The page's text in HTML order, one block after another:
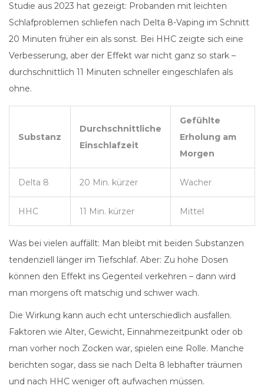
Studie aus 2023 hat gezeigt: Probanden mit leichten
Schlafproblemen schliefen nach Delta 8-Vaping im Schnitt
20 Minuten früher ein als sonst. Bei HHC zeigte sich eine
Verbesserung, aber der Effekt war nicht ganz so stark –
durchschnittlich 11 Minuten schneller eingeschlafen als
ohne.
Substanz
Durchschnittliche
Einschlafzeit
Gefühlte
Erholung am
Morgen
Delta 8 20 Min. kürzer Wacher
HHC 11 Min. kürzer Mittel
Was bei vielen auffällt: Man bleibt mit beiden Substanzen
tendenziell länger im Tiefschlaf. Aber: Zu hohe Dosen
können den Effekt ins Gegenteil verkehren – dann wird
man morgens oft matschig und schwer wach.
Die Wirkung kann auch echt unterschiedlich ausfallen.
Faktoren wie Alter, Gewicht, Einnahmezeitpunkt oder ob
man vorher noch Zocken war, spielen eine Rolle. Manche
berichten sogar, dass sie nach Delta 8 lebhafter träumen
und nach HHC weniger oft aufwachen müssen.